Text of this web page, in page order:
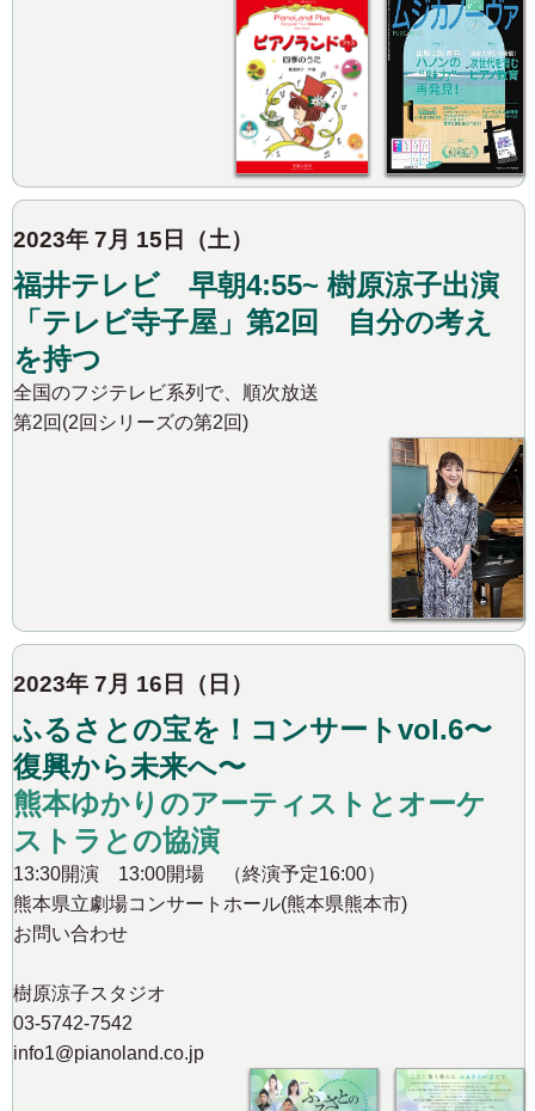
2023年 7月 15日（土）
福井テレビ 早朝4:55~ 樹原涼子出演
「テレビ寺子屋」第2回 自分の考え
を持つ
全国のフジテレビ系列で、順次放送
第2回(2回シリーズの第2回)
2023年 7月 16日（日）
ふるさとの宝を！コンサートvol.6〜
復興から未来へ〜
熊本ゆかりのアーティストとオーケ
ストラとの協演
13:30開演 13:00開場 （終演予定16:00）
熊本県立劇場コンサートホール(熊本県熊本市)
お問い合わせ
樹原涼子スタジオ
03-5742-7542
info1@pianoland.co.jp